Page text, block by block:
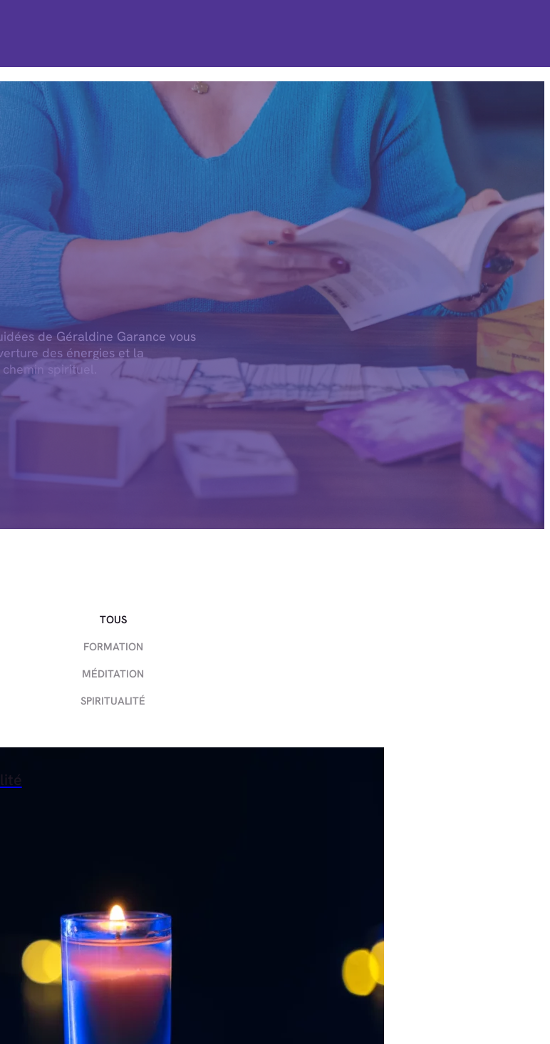
de Géraldine Garance vous
des énergies et la
spirituel.
TOUS
FORMATION
MÉDITATION
SPIRITUALITÉ